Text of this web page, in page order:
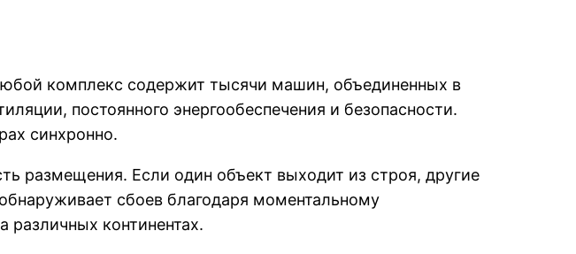
комплекс содержит тысячи машин, объединенных в
постоянного энергообеспечения и безопасности.
синхронно.
размещения. Если один объект выходит из строя, другие
сбоев благодаря моментальному
континентах.